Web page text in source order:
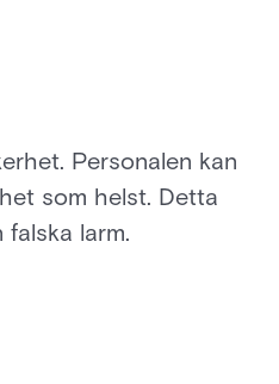
Personalen kan
som helst. Detta
larm.